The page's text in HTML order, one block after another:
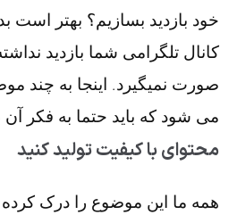
خود بازدید بسازیم؟ بهتر است
کانال تلگرامی شما بازدید
صورت نمیگیرد. اینجا به چند
می شود که باید حتما به فکر آن
محتوای با کیفیت تولید کنید
همه ما این موضوع را درک کرده